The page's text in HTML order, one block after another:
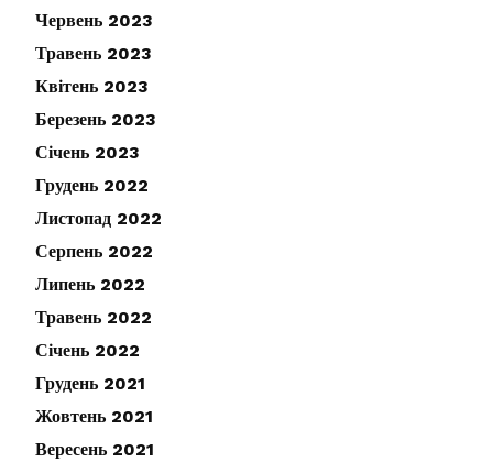
Червень 2023
Травень 2023
Квітень 2023
Березень 2023
Січень 2023
Грудень 2022
Листопад 2022
Серпень 2022
Липень 2022
Травень 2022
Січень 2022
Грудень 2021
Жовтень 2021
Вересень 2021